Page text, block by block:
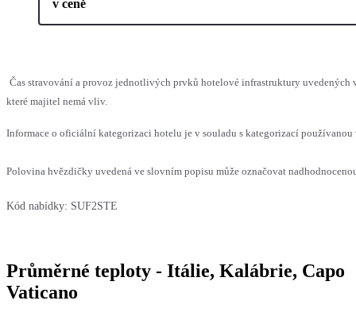
v ceně
Čas stravování a provoz jednotlivých prvků hotelové infrastruktury uvedených
které majitel nemá vliv.
Informace o oficiální kategorizaci hotelu je v souladu s kategorizací
Polovina hvězdičky uvedená ve slovním popisu může označovat
Kód nabídky: SUF2STE
Průměrné teploty - Itálie, Kalábrie, Capo
Vaticano